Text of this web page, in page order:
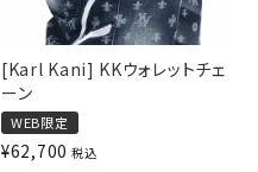
[Karl Kani] KKウォレットチェ
ーン
WEB限定
¥62,700 税込